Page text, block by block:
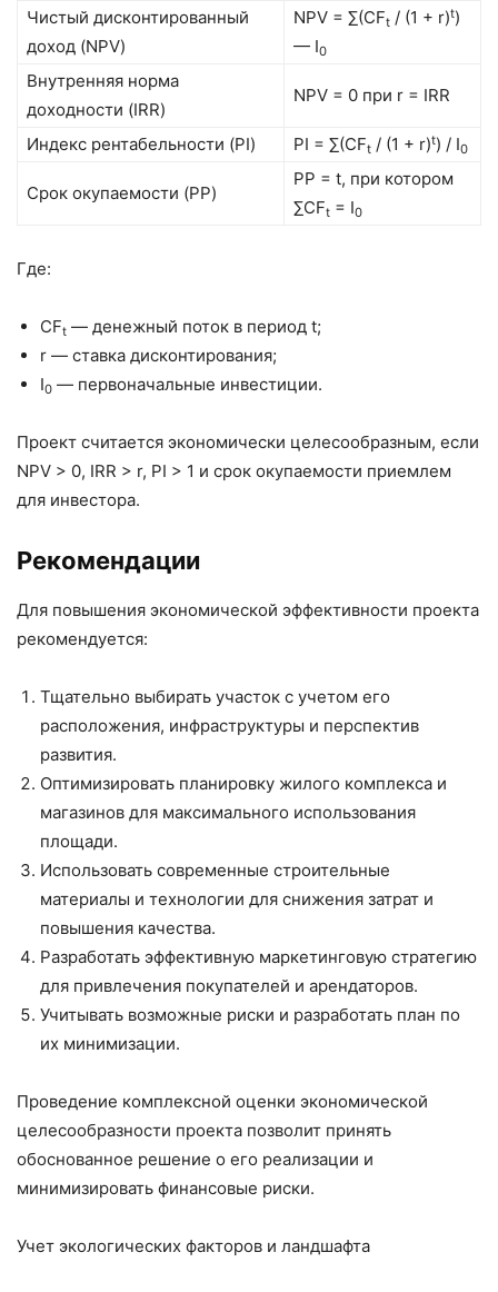
Чистый дисконтированный
доход (NPV)
NPV = ∑(CFt / (1 + r)t)
— I0
Внутренняя норма
доходности (IRR)
NPV = 0 при r = IRR
Индекс рентабельности (PI) PI = ∑(CFt / (1 + r)t) / I0
Срок окупаемости (PP)
PP = t, при котором
∑CFt = I0
Где:
CFt — денежный поток в период t;
r — ставка дисконтирования;
I0 — первоначальные инвестиции.
Проект считается экономически целесообразным, если
NPV > 0, IRR > r, PI > 1 и срок окупаемости приемлем
для инвестора.
Рекомендации
Для повышения экономической эффективности проекта
рекомендуется:
Тщательно выбирать участок с учетом его
расположения, инфраструктуры и перспектив
развития.
Оптимизировать планировку жилого комплекса и
магазинов для максимального использования
площади.
Использовать современные строительные
материалы и технологии для снижения затрат и
повышения качества.
Разработать эффективную маркетинговую стратегию
для привлечения покупателей и арендаторов.
Учитывать возможные риски и разработать план по
их минимизации.
Проведение комплексной оценки экономической
целесообразности проекта позволит принять
обоснованное решение о его реализации и
минимизировать финансовые риски.
Учет экологических факторов и ландшафта